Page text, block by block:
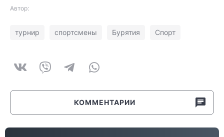
Автор:
турнир спортсмены Бурятия Спорт
КОММЕНТАРИИ